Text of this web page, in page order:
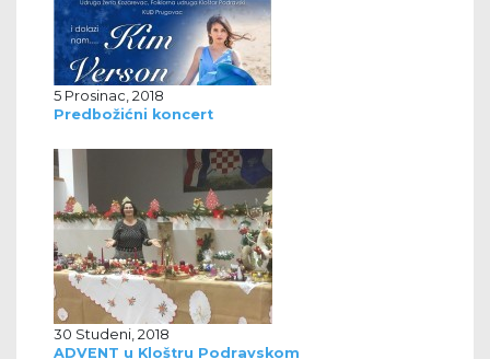
5 Prosinac, 2018
Predbožićni koncert
30 Studeni, 2018
ADVENT u Kloštru Podravskom